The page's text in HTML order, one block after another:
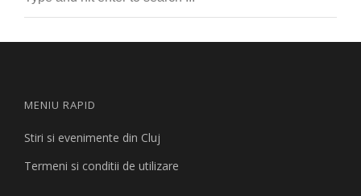
MENIU RAPID
Stiri si evenimente din Cluj
Termeni si conditii de utilizare